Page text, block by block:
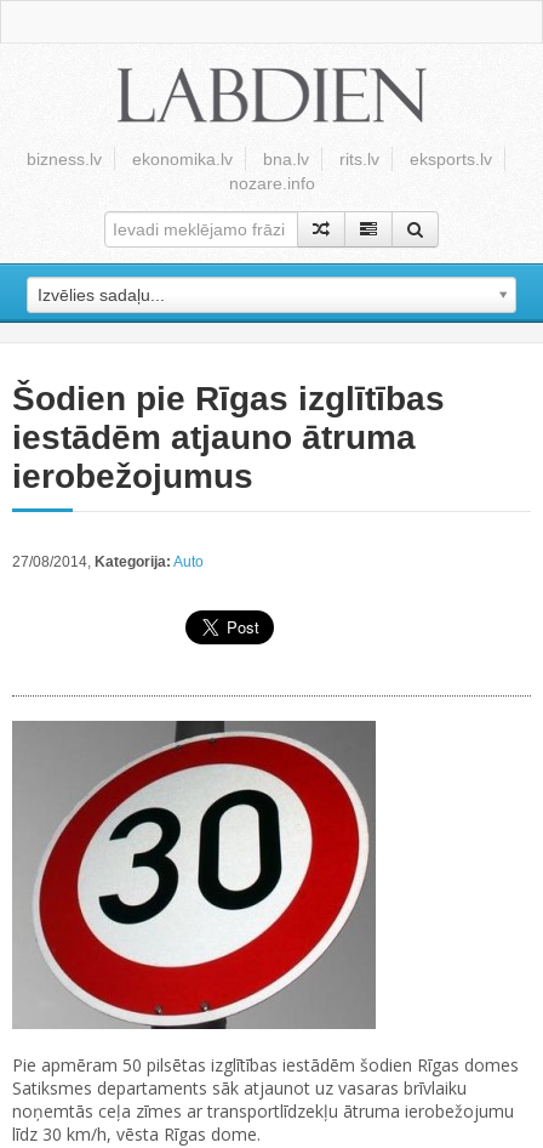
bizness.lv ekonomika.lv bna.lv rits.lv
eksports.lv
nozare.info
Izvēlies sadaļu...
Šodien pie Rīgas izglītības
iestādēm atjauno ātruma
ierobežojumus
27/08/2014, Kategorija: Auto
Pie apmēram 50 pilsētas izglītības iestādēm šodien Rīgas domes
Satiksmes departaments sāk atjaunot uz vasaras brīvlaiku
noņemtās ceļa zīmes ar transportlīdzekļu ātruma ierobežojumu
līdz 30 km/h, vēsta Rīgas dome.